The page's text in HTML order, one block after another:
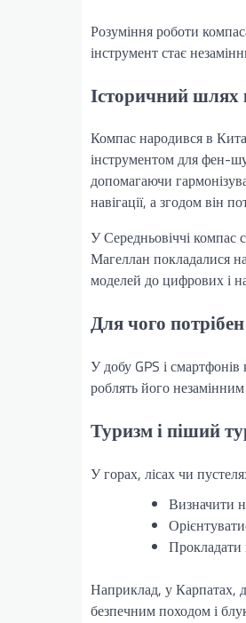
Розуміння роботи
інструмент стає
Історичний шлях
Компас народився в
інструментом для фен-
допомагаючи
навігації, а згодом він
У Середньовіччі
Магеллан покладалися
моделей до цифрових і
Для чого
У добу GPS і
роблять його
Туризм і піший
У горах, лісах чи
Визначити
Прокладати
Наприклад, у Карпатах,
безпечним походом і